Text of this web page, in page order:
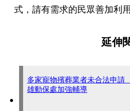
式，請有需求的民眾善加利
延伸
多家寵物殯葬業者未合法申
雄動保處加強輔導